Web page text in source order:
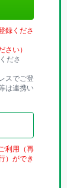
録くださ
さい）
ださ
スでご登
は連携い
利用（再
）ができ